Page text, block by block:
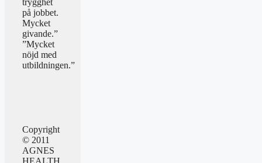
på jobbet.
Mycket
givande.”
”Mycket
nöjd med
utbildningen.”
Copyright
© 2011
AGNES
HEALTH